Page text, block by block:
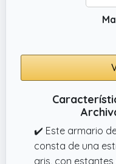
✔️ Este armario
consta de una
gris, con